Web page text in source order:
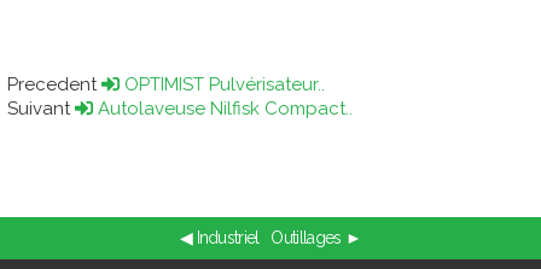
Precedent
OPTIMIST Pulvérisateur..
Suivant
Autolaveuse Nilfisk Compact..
◀ Industriel Outillages ►